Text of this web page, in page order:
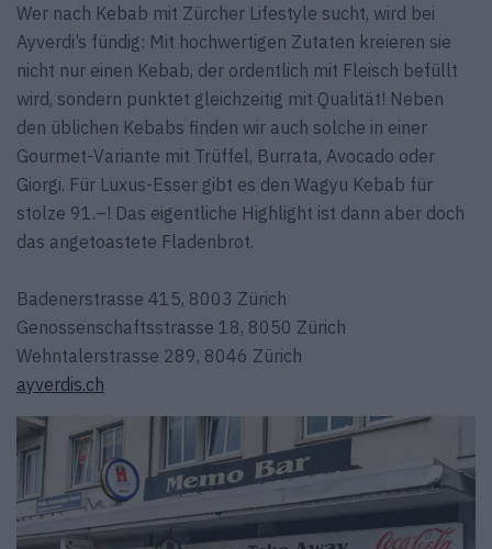
Wer nach Kebab mit Zürcher Lifestyle sucht, wird bei
Ayverdi’s fündig: Mit hochwertigen Zutaten kreieren sie
nicht nur einen Kebab, der ordentlich mit Fleisch befüllt
wird, sondern punktet gleichzeitig mit Qualität! Neben
den üblichen Kebabs finden wir auch solche in einer
Gourmet-Variante mit Trüffel, Burrata, Avocado oder
Giorgi. Für Luxus-Esser gibt es den Wagyu Kebab für
stolze 91.–! Das eigentliche Highlight ist dann aber doch
das angetoastete Fladenbrot.
Badenerstrasse 415, 8003 Zürich
Genossenschaftsstrasse 18, 8050 Zürich
Wehntalerstrasse 289, 8046 Zürich
ayverdis.ch